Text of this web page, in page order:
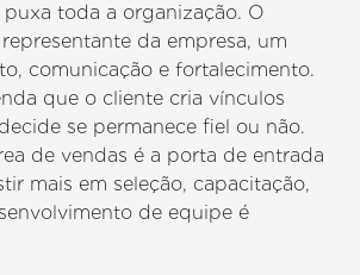
toda a organização. O
da empresa, um
comunicação e fortalecimento.
que o cliente cria vínculos
se permanece fiel ou não.
de vendas é a porta de entrada
mais em seleção, capacitação,
de equipe é